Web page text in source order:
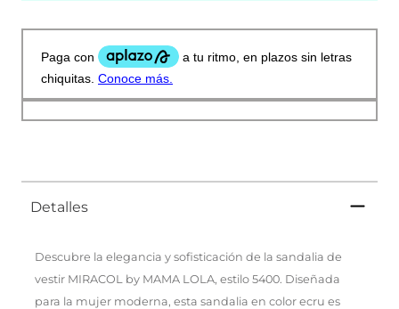
Detalles
Descubre la elegancia y sofisticación de la sandalia de
vestir MIRACOL by MAMA LOLA, estilo 5400. Diseñada
para la mujer moderna, esta sandalia en color ecru es